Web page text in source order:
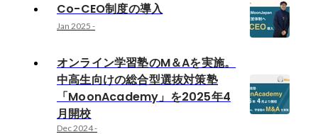
Co-CEO制度の導入
Jan 2025 -
オンライン学習塾のM＆Aを実施。
中高生向けの総合型選抜対策塾
「MoonAcademy」を2025年4
月開校
Dec 2024-